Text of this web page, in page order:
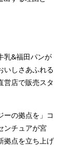
乳&福田パンが
いしさあふれる
営店で販売スタ
ーの拠点を」コ
ンチュアが宮
拠点を立ち上げ